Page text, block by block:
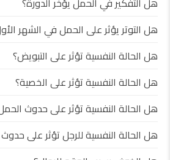
هل التوتر يؤثر على الحمل في الشهر
هل الحالة النفسية تؤثر على التبويض؟
هل الحالة النفسية تؤثر على الخصية؟
هل الحالة النفسية تؤثر على حدوث
هل الحالة النفسية للرجل تؤثر على